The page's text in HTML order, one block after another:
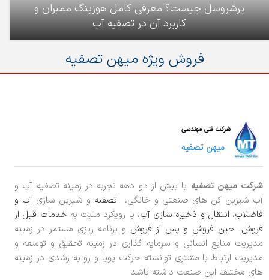
پرشروسل چیست؟ معرفی کامل هوزینگ ممبران و
کاربرد آن در تصفیه آب
فروش ویژه میهن تصفیه
شرکت میهن تصفیه با بیش از دو دهه تجربه در زمینه تصفیه آب و
آب شیرین کن های صنعتی و خانگی،
تصفیه و شیرین سازی آب و
فاضلاب، انتقال و ذخیره سازی آب، با رویکرد مثبت به خدمات قبل از
فروش، حین فروش و پس از فروش و برنامه ریزی مستمر در زمینه
مدیریت منابع انسانی و سرمایه گذاری در زمینه تحقیق و توسعه و
مدیریت ارتباط با مشتری توانسته حرکت پویا و رو به رشدی در زمینه
های مختلف این صنعت داشته باشد.